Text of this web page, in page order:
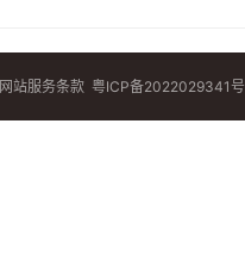
网站服务条款 粤ICP备2022029341号